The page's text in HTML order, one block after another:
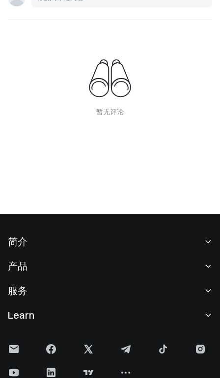
暂无评论
简介
新闻中心
Cookie 政策
产品
现货交易
理财中心
服务
费率标准
Learn
Gate 快讯